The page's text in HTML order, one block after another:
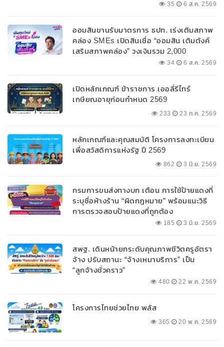
35 6 ส.ค. 2569
ออมสินขานรับมาตรการ ธปท. เร่งเติมสภาพ
คล่อง SMEs เปิดสินเชื่อ “ออมสิน เติมตังค์
เสริมสภาพคล่อง” วงเงินรวม 2,000
ลบ.สนับสนุนเงินทุนหมุนเวียนวงเงินกู้สูงสุด
34 6 ส.ค. 2569
เปิดหลักเกณฑ์ ข้าราชการ เออลี่รีไทร์
เกษียณอายุก่อนกำหนด 2569
233 23 ก.ค. 2569
หลักเกณฑ์และคุณสมบัติ โครงการลงทะเบียน
เพื่อสวัสดิการแห่งรัฐ ปี 2569
862 3 มิ.ย. 2569
กรมการขนส่งทางบก เตือน การใช้ป้ายแดงที่
ระบุชื่อห้างร้าน “ผิดกฎหมาย” พร้อมแนะวิธี
การตรวจสอบป้ายแดงที่ถูกต้อง
185 3 มิ.ย. 2569
สพฐ. เดินหน้ายกระดับคุณภาพชีวิตครูอัตรา
จ้าง ปรับสถานะ “จ้างเหมาบริการ” เป็น
“ลูกจ้างชั่วคราว”
480 22 พ.ค. 2569
โครงการไทยช่วยไทย พลัส
365 20 พ.ค. 2569